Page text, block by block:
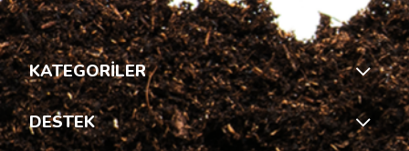
KATEGORİLER
DESTEK